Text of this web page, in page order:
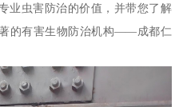
业虫害防治的价值，并带您了解
的有害生物防治机构——成都仁